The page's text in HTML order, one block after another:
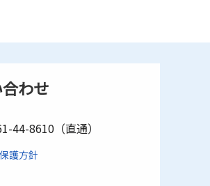
わせ
44-8610（直通）
護方針